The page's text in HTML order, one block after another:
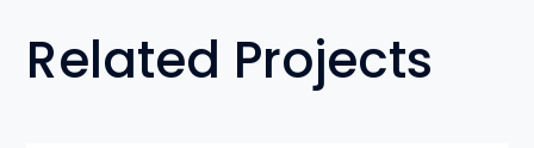
Related Projects